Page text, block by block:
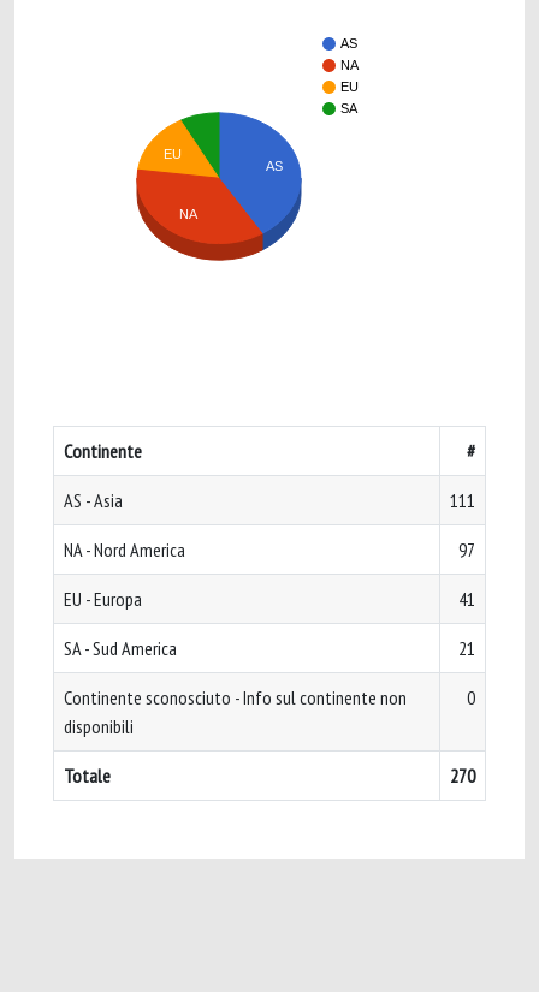
AS
NA
EU
SA
AS
EU
NA
Continente #
AS - Asia 111
NA - Nord America 97
EU - Europa 41
SA - Sud America 21
Continente sconosciuto - Info sul continente non
disponibili
0
Totale 270